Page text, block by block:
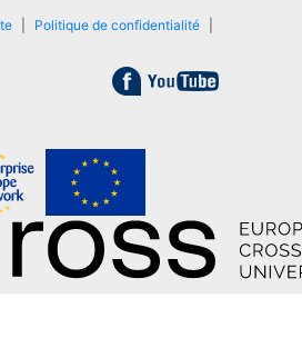
Politique de confidentialité